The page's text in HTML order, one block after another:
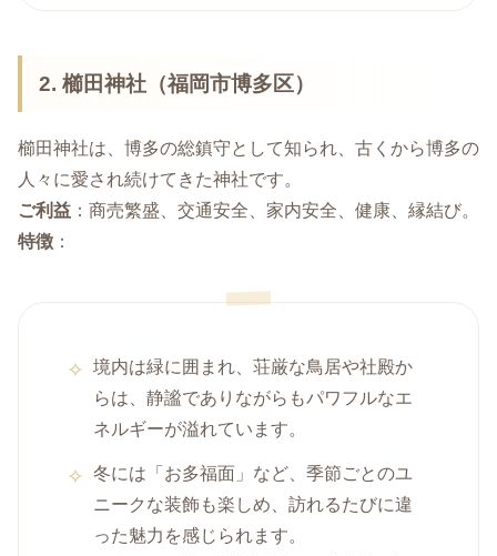
2. 櫛田神社（福岡市博多区）
櫛田神社は、博多の総鎮守として知られ、古くから博多の
人々に愛され続けてきた神社です。
ご利益 ：商売繁盛、交通安全、家内安全、健康、縁結び。
特徴 ：
境内は緑に囲まれ、荘厳な鳥居や社殿か
らは、静謐でありながらもパワフルなエ
ネルギーが溢れています。
冬には「お多福面」など、季節ごとのユ
ニークな装飾も楽しめ、訪れるたびに違
った魅力を感じられます。